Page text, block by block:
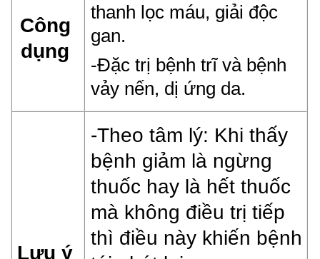
Công
dụng
thanh lọc máu, giải độc
gan.
-Đặc trị bệnh trĩ và bệnh
vảy nến, dị ứng da.
Lưu ý
-Theo tâm lý: Khi thấy
bệnh giảm là ngừng
thuốc hay là hết thuốc
mà không điều trị tiếp
thì điều này khiến bệnh